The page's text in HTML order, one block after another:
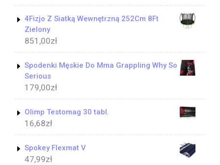
4Fizjo Z Siatką Wewnętrzną 252Cm 8Ft
Zielony
851,00zł
Spodenki Męskie Do Mma Grappling Why So
Serious
179,00zł
Olimp Testomag 30 tabl.
16,68zł
Spokey Flexmat V
47,99zł